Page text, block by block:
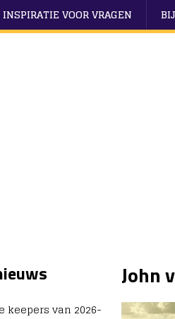
VOOR VRAGEN
John
keepers van 2026-